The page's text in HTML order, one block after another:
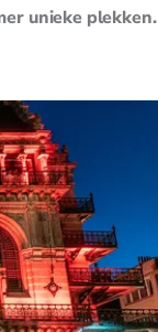
unieke plekken.